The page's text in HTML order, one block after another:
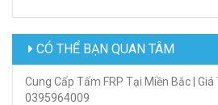
CÓ THỂ BẠN QUAN TÂM
Cung Cấp Tấm FRP Tại Miền Bắc | Giá
0395964009